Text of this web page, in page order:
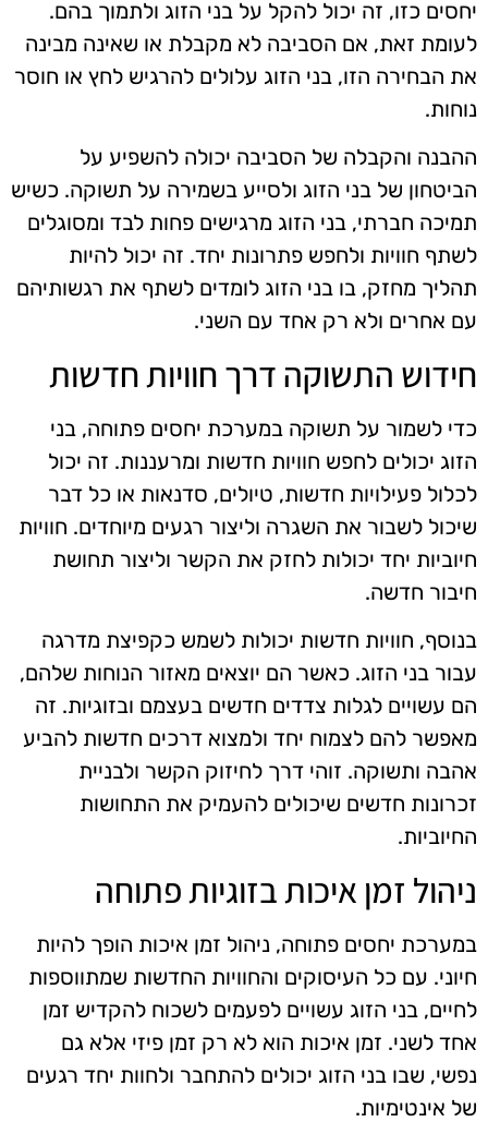
יחסים כזו, זה יכול להקל על בני הזוג ולתמוך בהם.
לעומת זאת, אם הסביבה לא מקבלת או שאינה מבינה
את הבחירה הזו, בני הזוג עלולים להרגיש לחץ או חוסר
נוחות.
ההבנה והקבלה של הסביבה יכולה להשפיע על
הביטחון של בני הזוג ולסייע בשמירה על תשוקה. כשיש
תמיכה חברתי, בני הזוג מרגישים פחות לבד ומסוגלים
לשתף חוויות ולחפש פתרונות יחד. זה יכול להיות
תהליך מחזק, בו בני הזוג לומדים לשתף את רגשותיהם
עם אחרים ולא רק אחד עם השני.
חידוש התשוקה דרך חוויות חדשות
כדי לשמור על תשוקה במערכת יחסים פתוחה, בני
הזוג יכולים לחפש חוויות חדשות ומרעננות. זה יכול
לכלול פעילויות חדשות, טיולים, סדנאות או כל דבר
שיכול לשבור את השגרה וליצור רגעים מיוחדים. חוויות
חיוביות יחד יכולות לחזק את הקשר וליצור תחושת
חיבור חדשה.
בנוסף, חוויות חדשות יכולות לשמש כקפיצת מדרגה
עבור בני הזוג. כאשר הם יוצאים מאזור הנוחות שלהם,
הם עשויים לגלות צדדים חדשים בעצמם ובזוגיות. זה
מאפשר להם לצמוח יחד ולמצוא דרכים חדשות להביע
אהבה ותשוקה. זוהי דרך לחיזוק הקשר ולבניית
זכרונות חדשים שיכולים להעמיק את התחושות
החיוביות.
ניהול זמן איכות בזוגיות פתוחה
במערכת יחסים פתוחה, ניהול זמן איכות הופך להיות
חיוני. עם כל העיסוקים והחוויות החדשות שמתווספות
לחיים, בני הזוג עשויים לפעמים לשכוח להקדיש זמן
אחד לשני. זמן איכות הוא לא רק זמן פיזי אלא גם
נפשי, שבו בני הזוג יכולים להתחבר ולחוות יחד רגעים
של אינטימיות.